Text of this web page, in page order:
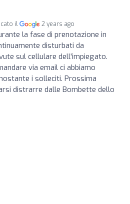
il 2 years ago
la fase di prenotazione in
disturbati da
sul cellulare dell'impiegato.
via email ci abbiamo
i solleciti. Prossima
distrarre dalle Bombette dello